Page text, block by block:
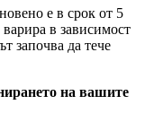
е в срок от 5
в зависимост
започва да тече
на вашите